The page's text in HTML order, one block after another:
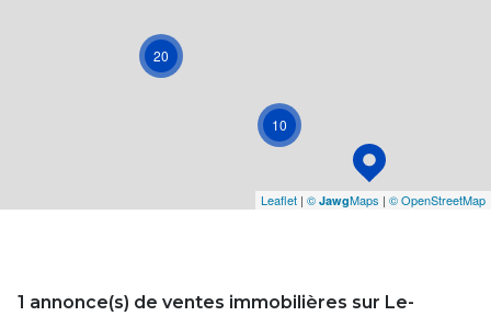
20
10
Leaflet | © JawgMaps | © OpenStreetMap
1 annonce(s) de ventes immobilières sur Le-